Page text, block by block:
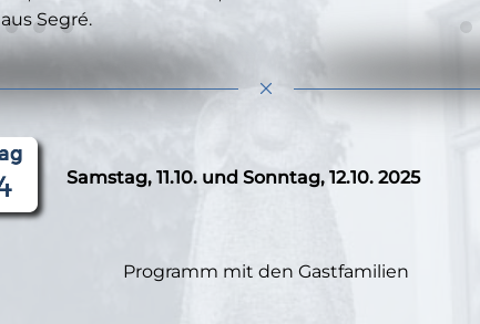
Segré.
Samstag, 11.10. und Sonntag, 12.10. 2025
Programm mit den Gastfamilien